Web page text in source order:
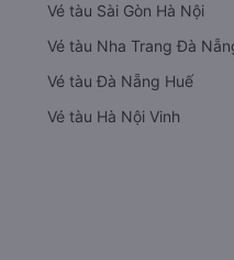
Vé tàu Sài Gòn Hà Nội
Vé tàu Nha Trang Đà
Vé tàu Đà Nẵng Huế
Vé tàu Hà Nội Vinh